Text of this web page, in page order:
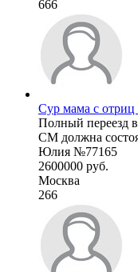
666
Сур мама с отриц
Полный переезд
СМ должна
Юлия №77165
2600000 руб.
Москва
266